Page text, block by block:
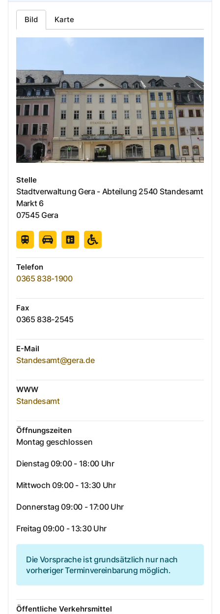
Bild Karte
Stelle
Stadtverwaltung Gera - Abteilung 2540 Standesamt
Markt 6
07545 Gera
Telefon
0365 838-1900
Fax
0365 838-2545
E-Mail
Standesamt@gera.de
WWW
Standesamt
Öffnungszeiten
Montag geschlossen
Dienstag 09:00 - 18:00 Uhr
Mittwoch 09:00 - 13:30 Uhr
Donnerstag 09:00 - 17:00 Uhr
Freitag 09:00 - 13:30 Uhr
Die Vorsprache ist grundsätzlich nur nach
vorheriger Terminvereinbarung möglich.
Öffentliche Verkehrsmittel